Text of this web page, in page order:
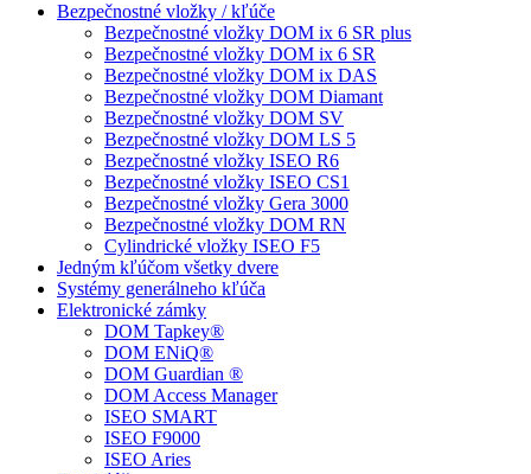
Bezpečnostné vložky / kľúče
Bezpečnostné vložky DOM ix 6 SR plus
Bezpečnostné vložky DOM ix 6 SR
Bezpečnostné vložky DOM ix DAS
Bezpečnostné vložky DOM Diamant
Bezpečnostné vložky DOM SV
Bezpečnostné vložky DOM LS 5
Bezpečnostné vložky ISEO R6
Bezpečnostné vložky ISEO CS1
Bezpečnostné vložky Gera 3000
Bezpečnostné vložky DOM RN
Cylindrické vložky ISEO F5
Jedným kľúčom všetky dvere
Systémy generálneho kľúča
Elektronické zámky
DOM Tapkey®
DOM ENiQ®
DOM Guardian ®
DOM Access Manager
ISEO SMART
ISEO F9000
ISEO Aries